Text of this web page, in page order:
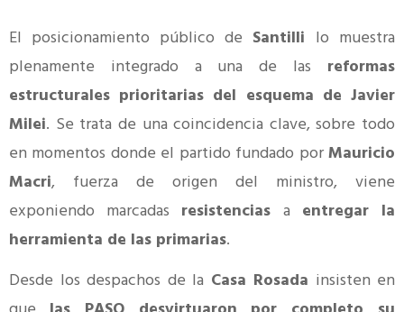
El posicionamiento público de Santilli lo muestra
plenamente integrado a una de las reformas
estructurales prioritarias del esquema de Javier
Milei. Se trata de una coincidencia clave, sobre todo
en momentos donde el partido fundado porMauricio
Macri, fuerza de origen del ministro, viene
exponiendo marcadas resistencias a entregar la
herramienta de las primarias.
Desde los despachos de la Casa Rosada insisten en